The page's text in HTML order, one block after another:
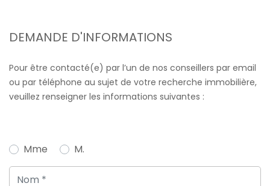
DEMANDE D'INFORMATIONS
Pour être contacté(e) par l’un de nos conseillers par email
ou par téléphone au sujet de votre recherche immobilière,
veuillez renseigner les informations suivantes :
Mme M.